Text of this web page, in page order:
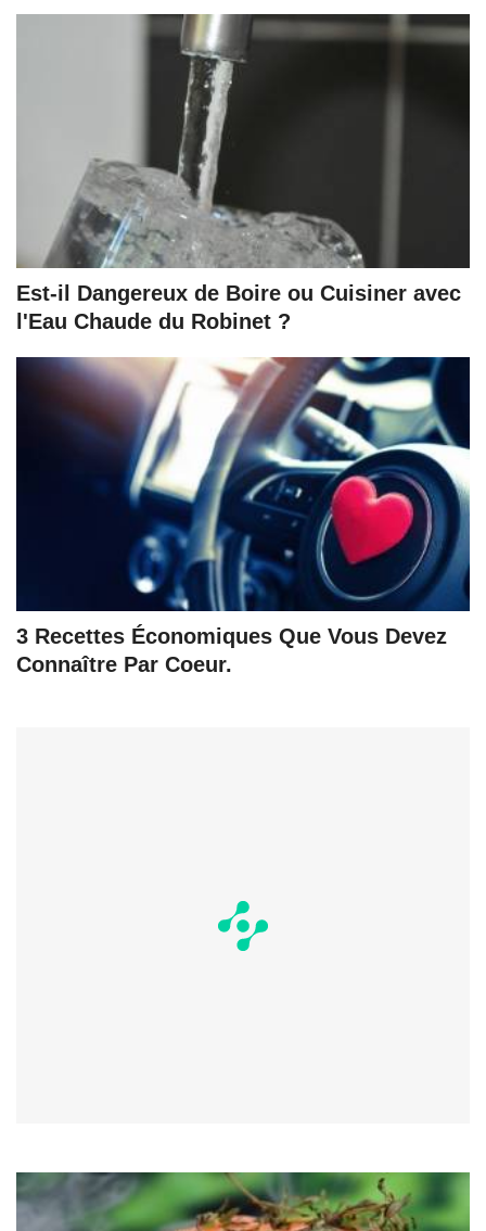
Est-il Dangereux de Boire ou Cuisiner avec
l'Eau Chaude du Robinet ?
3 Recettes Économiques Que Vous Devez
Connaître Par Coeur.